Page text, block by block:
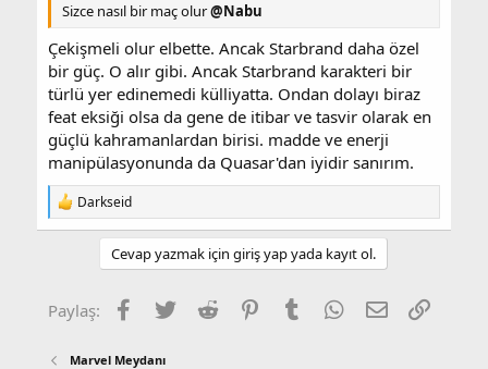
Sizce nasıl bir maç olur@Nabu
Çekişmeli olur elbette. Ancak Starbrand daha özel
bir güç. O alır gibi. Ancak Starbrand karakteri bir
türlü yer edinemedi külliyatta. Ondan dolayı biraz
feat eksiği olsa da gene de itibar ve tasvir olarak en
güçlü kahramanlardan birisi. madde ve enerji
manipülasyonunda da Quasar'dan iyidir sanırım.
T
e
p
e
r
Darkseid
Cevap yazmak için giriş yap yada kayıt ol.
Paylaş: Facebook
Twitter Reddit PinterestTumblr WhatsApp
E-posta
Marvel Meydanı